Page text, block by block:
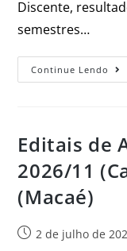
Discente,
semestres…
Continue Lendo
Editais de
2026/11
(Macaé)
2 de julho de